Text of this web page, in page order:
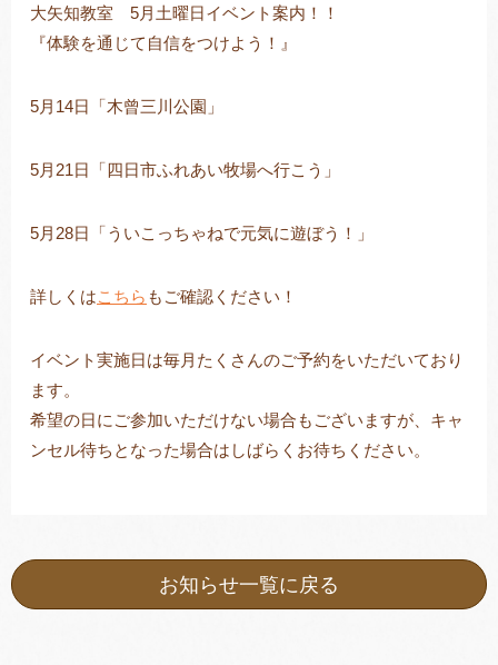
トレキング
大矢知教室 5月土曜日イベント案内！！
『体験を通じて自信をつけよう！』
5月14日「木曾三川公園」
5月21日「四日市ふれあい牧場へ行こう」
5月28日「ういこっちゃねで元気に遊ぼう！」
詳しくはこちら もご確認ください！
イベント実施日は毎月たくさんのご予約をいただいており
ます。
希望の日にご参加いただけない場合もございますが、キャ
ンセル待ちとなった場合はしばらくお待ちください。
お知らせ一覧に戻る